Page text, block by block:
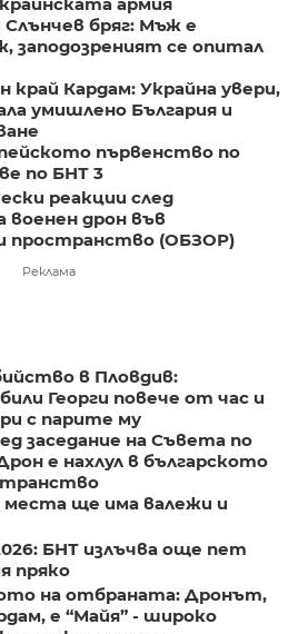
армия
бряг: Мъж е
заподозреният се опитал
край Кардам: Украйна увери,
умишлено България и
първенство по
по БНТ 3
реакции след
военен дрон във
пространство (ОБЗОР)
Реклама
в Пловдив:
Георги повече от час и
с парите му
заседание на Съвета по
е нахлул в българското
места ще има валежи и
БНТ излъчва още пет
пряко
на отбраната: Дронът,
е “Майя” - широко